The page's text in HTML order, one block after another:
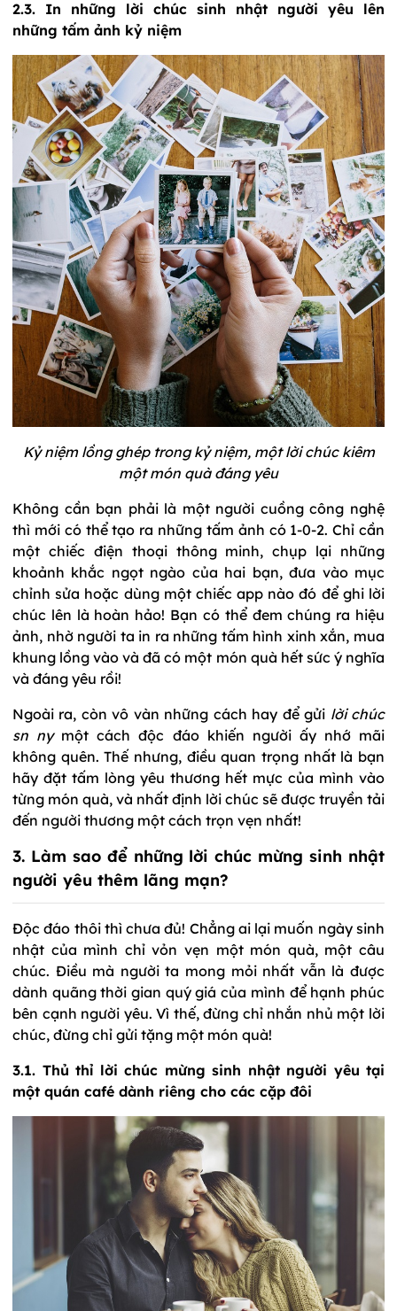
2.3. In những lời chúc sinh nhật người yêu lên
những tấm ảnh kỷ niệm
Kỷ niệm lồng ghép trong kỷ niệm, một lời chúc kiêm
một món quà đáng yêu
Không cần bạn phải là một người cuồng công nghệ
thì mới có thể tạo ra những tấm ảnh có 1-0-2. Chỉ cần
một chiếc điện thoại thông minh, chụp lại những
khoảnh khắc ngọt ngào của hai bạn, đưa vào mục
chỉnh sửa hoặc dùng một chiếc app nào đó để ghi lời
chúc lên là hoàn hảo! Bạn có thể đem chúng ra hiệu
ảnh, nhờ người ta in ra những tấm hình xinh xắn, mua
khung lồng vào và đã có một món quà hết sức ý nghĩa
và đáng yêu rồi!
Ngoài ra, còn vô vàn những cách hay để gửi lời chúc
sn nymột cách độc đáo khiến người ấy nhớ mãi
không quên. Thế nhưng, điều quan trọng nhất là bạn
hãy đặt tấm lòng yêu thương hết mực của mình vào
từng món quà, và nhất định lời chúc sẽ được truyền tải
đến người thương một cách trọn vẹn nhất!
3. Làm sao để những lời chúc mừng sinh nhật
người yêu thêm lãng mạn?
Độc đáo thôi thì chưa đủ! Chẳng ai lại muốn ngày sinh
nhật của mình chỉ vỏn vẹn một món quà, một câu
chúc. Điều mà người ta mong mỏi nhất vẫn là được
dành quãng thời gian quý giá của mình để hạnh phúc
bên cạnh người yêu. Vì thế, đừng chỉ nhắn nhủ một lời
chúc, đừng chỉ gửi tặng một món quà!
3.1. Thủ thỉ lời chúc mừng sinh nhật người yêu tại
một quán café dành riêng cho các cặp đôi